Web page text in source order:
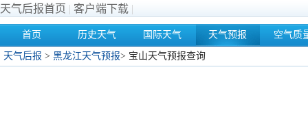
天气后报首页 | 客户端下载 |
首页 历史天气 国际天气 天气预报 空气质
天气后报 > 黑龙江天气预报> 宝山天气预报查询